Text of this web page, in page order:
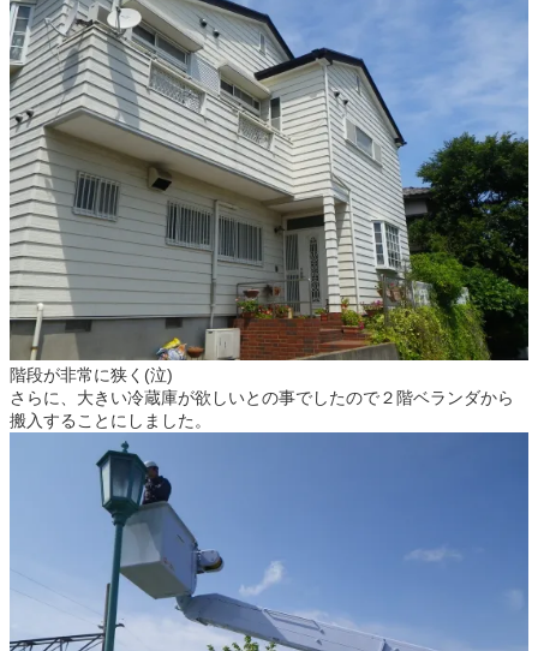
階段が非常に狭く(泣)
さらに、大きい冷蔵庫が欲しいとの事でしたので２階ベランダから
搬入することにしました。